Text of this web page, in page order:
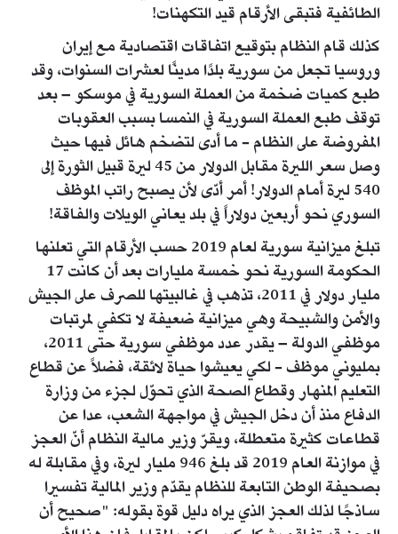
الطائفية فتبقى الأرقام قيد التكهنات!
كذلك قام النظام بتوقيع اتفاقات اقتصادية مع إيران
وروسيا تجعل من سورية بلدًا مدينًا لعشرات السنوات، وقد
طبع كميات ضخمة من العملة السورية في موسكو – بعد
توقف طبع العملة السورية في النمسا بسبب العقوبات
المفروضة على النظام - ما أدى لتضخم هائل فيها حيث
وصل سعر الليرة مقابل الدولار من 45 ليرة قبيل الثورة إلى
540 ليرة أمام الدولار! أمر أدّى لأن يصبح راتب الموظف
السوري نحو أربعين دولاراً في بلد يعاني الويلات والفاقة!
تبلغ ميزانية سورية لعام 2019 حسب الأرقام التي تعلنها
الحكومة السورية نحو خمسة مليارات بعد أن كانت 17
مليار دولار في 2011، تذهب في غالبيتها للصرف على الجيش
والأمن والشبيحة وهي ميزانية ضعيفة لا تكفي لمرتبات
موظفي الدولة – يقدر عدد موظفي سورية حتى 2011،
بمليوني موظف - لكي يعيشوا حياة لائقة، فضلاً عن قطاع
التعليم المنهار وقطاع الصحة الذي تحوّل لجزء من وزارة
الدفاع منذ أن دخل الجيش في مواجهة الشعب، عدا عن
قطاعات كثيرة متعطلة، ويقرّ وزير مالية النظام أنّ العجز
في موازنة العام 2019 قد بلغ 946 مليار ليرة، وفي مقابلة له
بصحيفة الوطن التابعة للنظام يقدّم وزير المالية تفسيرا
ساذجًا لذلك العجز الذي يراه دليل قوة بقوله: "صحيح أن